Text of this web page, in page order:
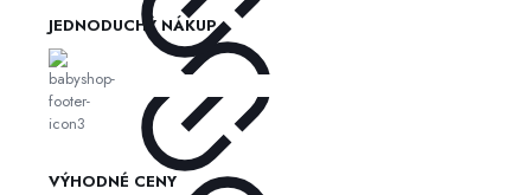
JEDNODUCHÝ NÁKUP
VÝHODNÉ CENY